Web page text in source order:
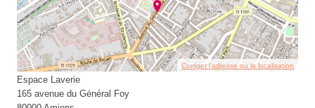
Corriger l’adresse ou la localisation
Espace Laverie
165 avenue du Général Foy